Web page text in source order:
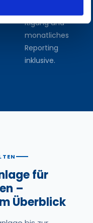
itigung und
monatliches
Reporting
inklusive.
für
–
Überblick